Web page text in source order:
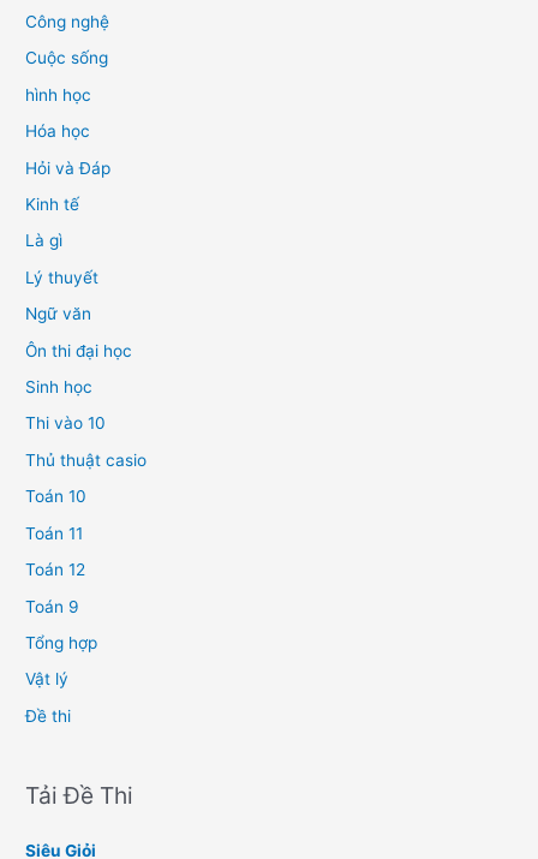
Công nghệ
Cuộc sống
hình học
Hóa học
Hỏi và Đáp
Kinh tế
Là gì
Lý thuyết
Ngữ văn
Ôn thi đại học
Sinh học
Thi vào 10
Thủ thuật casio
Toán 10
Toán 11
Toán 12
Toán 9
Tổng hợp
Vật lý
Đề thi
Tải Đề Thi
Siêu Giỏi